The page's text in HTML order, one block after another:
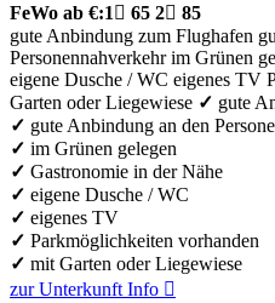
FeWo ab €:1  65 2 85
gute Anbindung zum Flughafen
Personennahverkehr im Grünen
eigene Dusche / WC eigenes TV
Garten oder Liegewiese ✓ gute
✓ gute Anbindung an den
✓ im Grünen gelegen
✓ Gastronomie in der Nähe
✓ eigene Dusche / WC
✓ eigenes TV
✓ Parkmöglichkeiten vorhanden
✓ mit Garten oder Liegewiese
zur Unterkunft Info 